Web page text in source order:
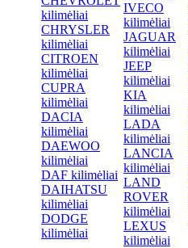
kilimėliai
CHRYSLER
kilimėliai
CITROEN
kilimėliai
CUPRA
kilimėliai
DACIA
kilimėliai
DAEWOO
kilimėliai
DAF kilimėliai
DAIHATSU
kilimėliai
DODGE
kilimėliai
IVECO
kilimėliai
JAGUAR
kilimėliai
JEEP
kilimėliai
KIA
kilimėliai
LADA
kilimėliai
LANCIA
kilimėliai
LAND
ROVER
kilimėliai
LEXUS
kilimėliai